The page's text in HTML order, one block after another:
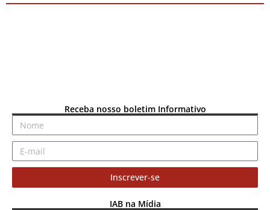
Receba nosso boletim Informativo
Inscrever-se
IAB na Mídia